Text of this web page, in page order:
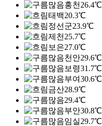
홍천 26.4℃
태백20.3℃
정선군23.9℃
제천 25.7℃
보은27.0℃
천안29.6℃
보령31.7℃
부여30.6℃
금산28.9℃
29.4℃
부안30.8℃
임실29.7℃